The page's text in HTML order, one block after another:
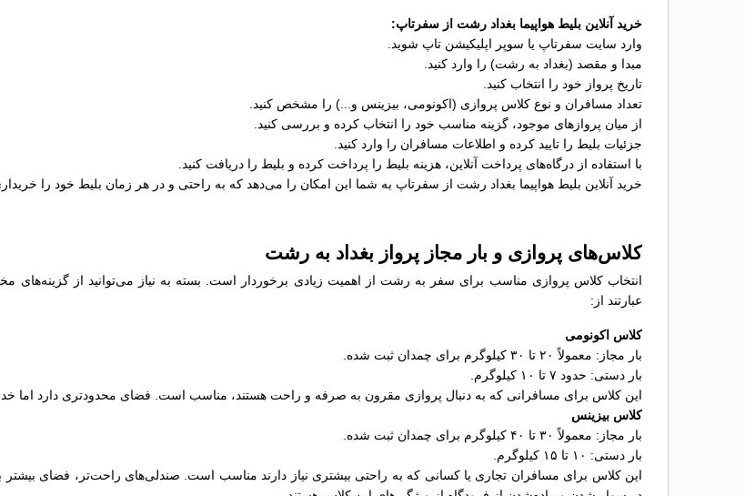
خرید آنلاین بلیط هواپیما بغداد رشت از سفرتاپ:
وارد سایت سفرتاپ یا سوپر اپلیکیشن تاپ شوید.
مبدا و مقصد (بغداد به رشت) را وارد کنید.
تاریخ پرواز خود را انتخاب کنید.
تعداد مسافران و نوع کلاس پروازی (اکونومی، بیزینس و...) را مشخص کنید.
از میان پروازهای موجود، گزینه مناسب خود را انتخاب کرده و بررسی کنید.
جزئیات بلیط را تایید کرده و اطلاعات مسافران را وارد کنید.
با استفاده از درگاه‌های پرداخت آنلاین، هزینه بلیط را پرداخت کرده و بلیط را دریافت کنید.
خرید آنلاین بلیط هواپیما بغداد رشت از سفرتاپ به شما این امکان را می‌دهد که به راحتی و در هر زمان بلیط خود را
کلاس‌های پروازی و بار مجاز پرواز بغداد به رشت
انتخاب کلاس پروازی مناسب برای سفر به رشت از اهمیت زیادی برخوردار است. بسته به نیاز می‌توانید از گزینه‌های
عبارتند از:
کلاس اکونومی
بار مجاز: معمولاً ۲۰ تا ۳۰ کیلوگرم برای چمدان ثبت شده.
بار دستی: حدود ۷ تا ۱۰ کیلوگرم.
این کلاس برای مسافرانی که به دنبال پروازی مقرون به صرفه و راحت هستند، مناسب است. فضای محدودتری دارد اما
کلاس بیزینس
بار مجاز: معمولاً ۳۰ تا ۴۰ کیلوگرم برای چمدان ثبت شده.
بار دستی: ۱۰ تا ۱۵ کیلوگرم.
این کلاس برای مسافران تجاری یا کسانی که به راحتی بیشتری نیاز دارند مناسب است. صندلی‌های راحت‌تر، فضای بیشتر